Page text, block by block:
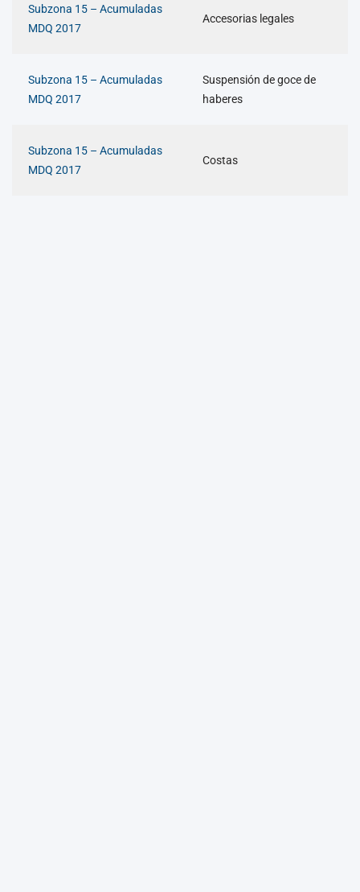
Subzona 15 – Acumuladas
MDQ 2017
Accesorias legales
Subzona 15 – Acumuladas
MDQ 2017
Suspensión de goce de
haberes
Subzona 15 – Acumuladas
MDQ 2017
Costas